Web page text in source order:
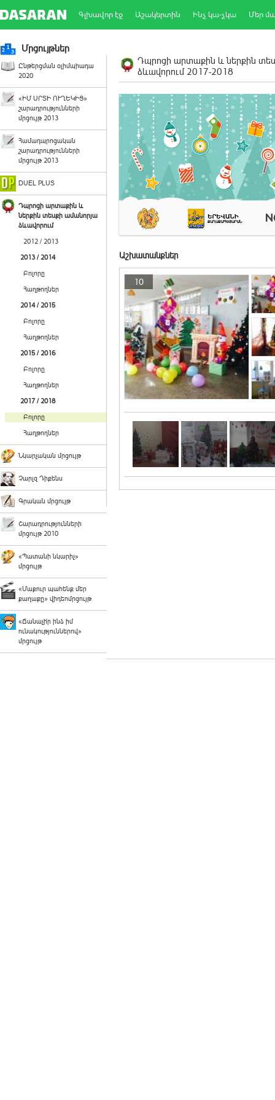
Գլխավոր էջ Աշակերտին Ինչ կա-չկա Մեր
Մրցույթներ
Ընթերցման օլիմպիադա
2020
«ԻՄ ՍՐՏԻ ՈՒՂԵԿԻՑ»
շարադրությունների
մրցույթ 2013
Համադպրոցական
շարադրությունների
մրցույթ 2013
DUEL PLUS
Դպրոցի արտաքին և
ներքին տեսքի ամանորյա
ձևավորում
2012 / 2013
2013 / 2014
Բոլորը
Հաղթողներ
2014 / 2015
Բոլորը
Հաղթողներ
2015 / 2016
Բոլորը
Հաղթողներ
2017 / 2018
Բոլորը
Հաղթողներ
Նկարչական մրցույթ
Չարլզ Դիքենս
Գրական մրցույթ
Շարադրությունների
մրցույթ 2010
«Պատանի նկարիչ»
մրցույթ
«Մաքուր պահենք մեր
քաղաքը» վիդեոմրցույթ
«Ճանաչի՛ր ինձ իմ
ունակություններով»
մրցույթ
Դպրոցի արտաքին և ներքին
ձևավորում 2017-2018
Աշխատանքներ
10